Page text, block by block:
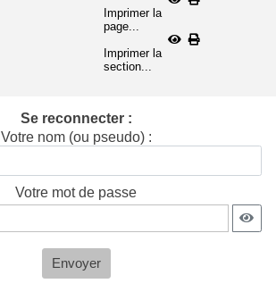
Imprimer la
page...
Imprimer la
section...
Se reconnecter :
Votre nom (ou pseudo) :
Votre mot de passe
Envoyer